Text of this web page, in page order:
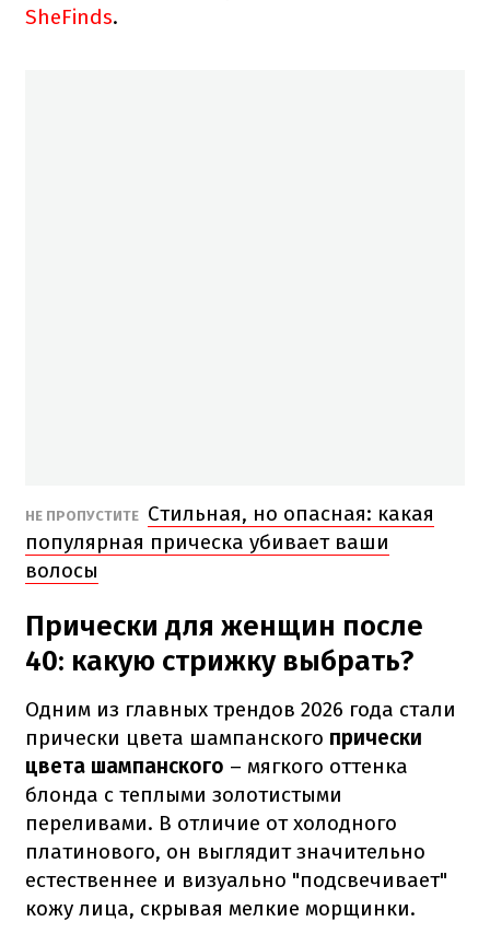
SheFinds.
НЕ ПРОПУСТИТЕ Стильная, но опасная: какая
популярная прическа убивает ваши
волосы
Прически для женщин после
40: какую стрижку выбрать?
Одним из главных трендов 2026 года стали
прически цвета шампанского прически
цвета шампанского – мягкого оттенка
блонда с теплыми золотистыми
переливами. В отличие от холодного
платинового, он выглядит значительно
естественнее и визуально "подсвечивает"
кожу лица, скрывая мелкие морщинки.